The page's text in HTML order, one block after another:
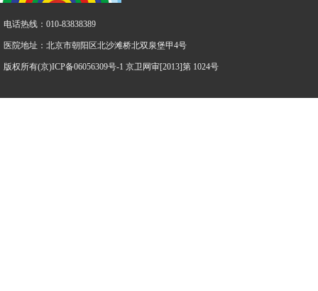
电话热线：010-83838389
医院地址：北京市朝阳区北沙滩桥北双泉堡甲4号
版权所有(京)ICP备06056309号-1 京卫网审[2013]第 1024号